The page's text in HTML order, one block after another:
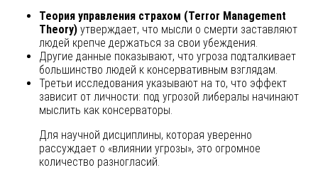
Теория управления страхом (Terror Management
Theory) утверждает, что мысли о смерти заставляют
людей крепче держаться за свои убеждения.
Другие данные показывают, что угроза подталкивает
большинство людей к консервативным взглядам.
Третьи исследования указывают на то, что эффект
зависит от личности: под угрозой либералы начинают
мыслить как консерваторы.
Для научной дисциплины, которая уверенно
рассуждает о «влиянии угрозы», это огромное
количество разногласий.